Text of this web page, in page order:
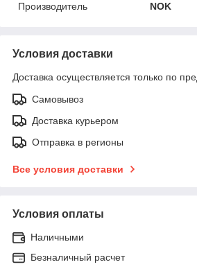
Производитель
NOK
Условия доставки
Доставка осуществляется только по
Самовывоз
Доставка курьером
Отправка в регионы
Все условия доставки
Условия оплаты
Наличными
Безналичный расчет